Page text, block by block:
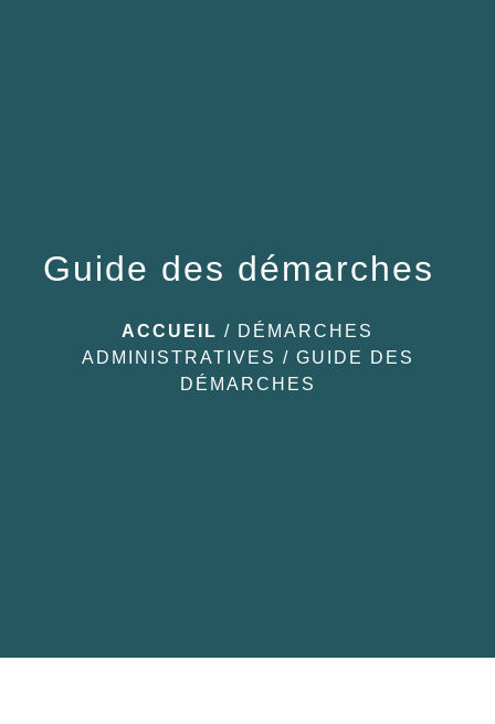
Guide des démarches
ACCUEIL / DÉMARCHES
ADMINISTRATIVES / GUIDE DES
DÉMARCHES